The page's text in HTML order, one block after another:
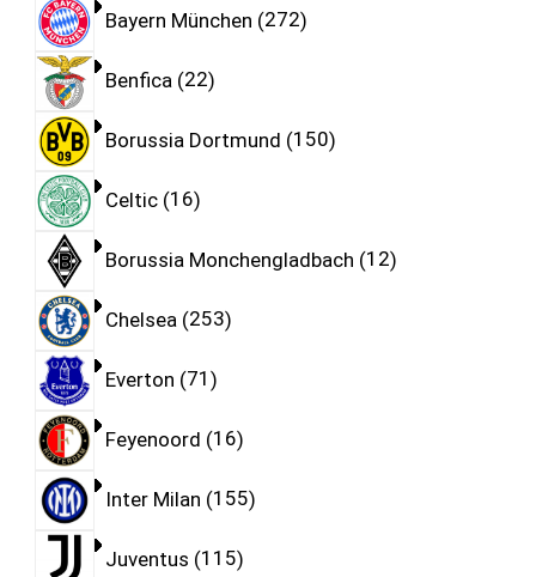
Bayern München 272
Benfica 22
Borussia Dortmund 150
Celtic 16
Borussia Monchengladbach 12
Chelsea 253
Everton 71
Feyenoord 16
Inter Milan 155
Juventus 115